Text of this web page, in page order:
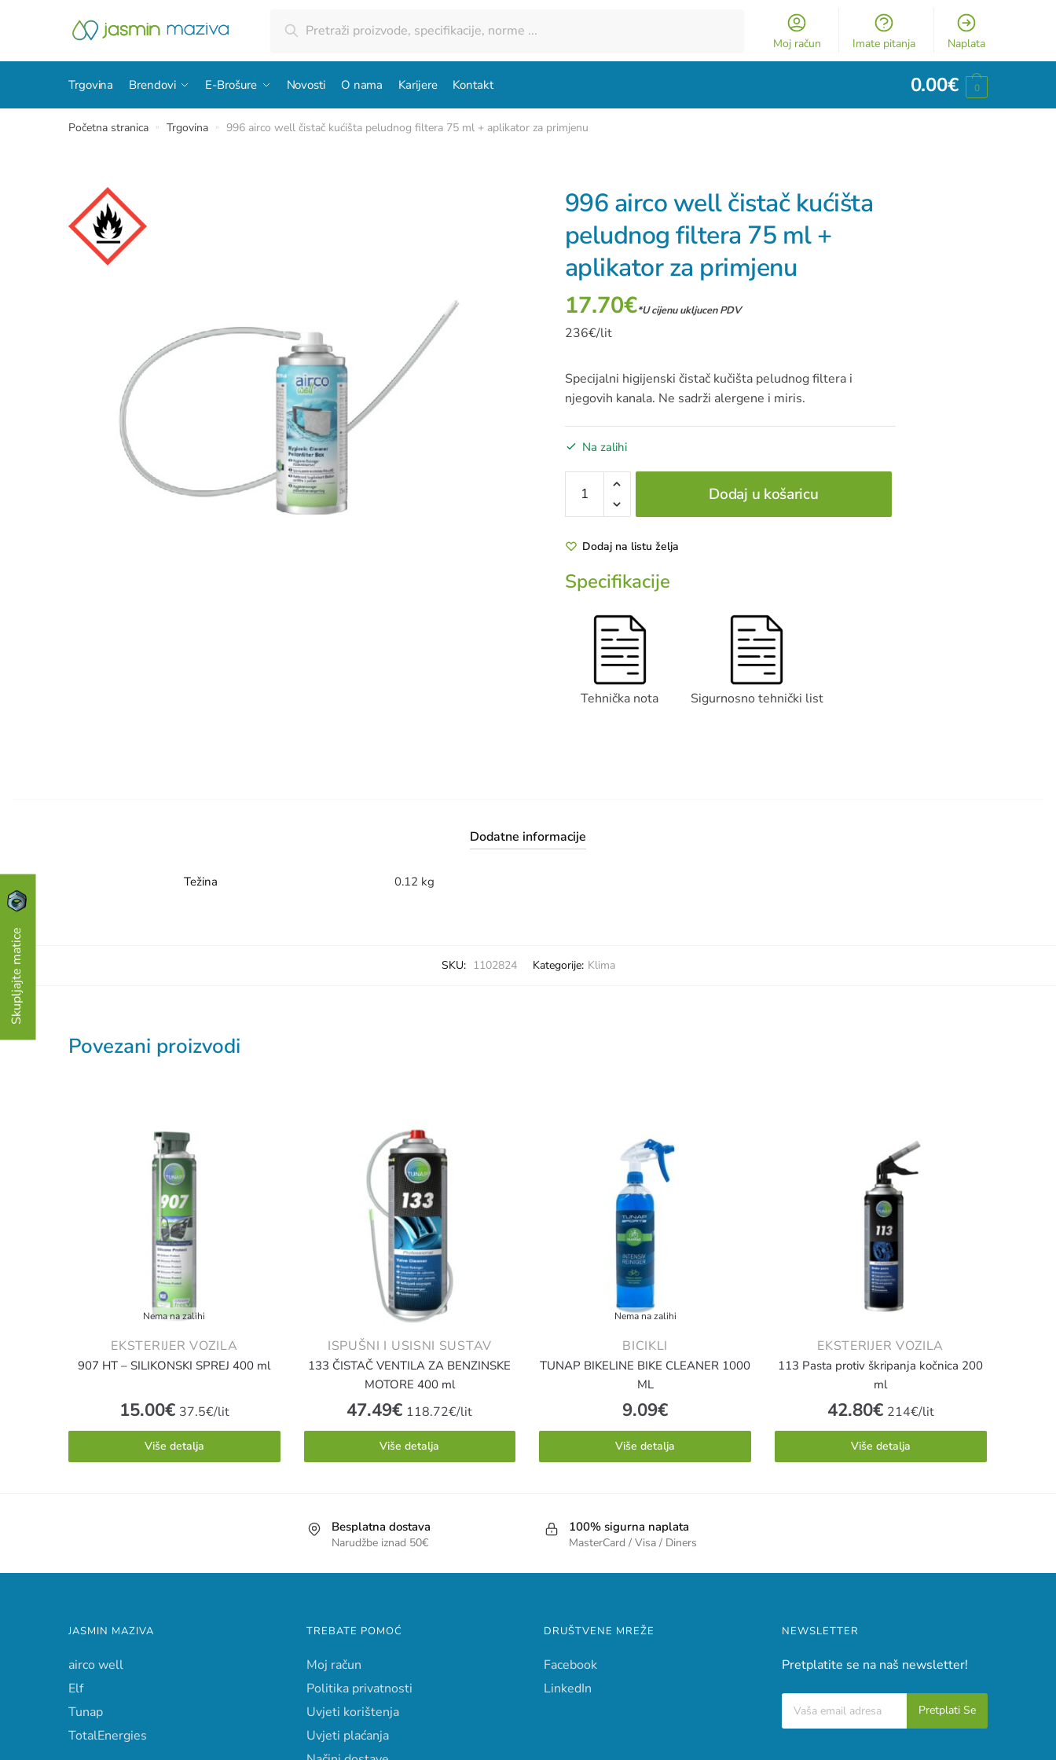
Pretraži
Moj račun Imate pitanja Naplata
Trgovina Brendovi E-Brošure Novosti O nama Karijere Kontakt 0.00€ 0
Početna stranica » Trgovina » 996 airco well čistač kućišta peludnog filtera 75 ml + aplikator za primjenu
996 airco well čistač kućišta
peludnog filtera 75 ml +
aplikator za primjenu
17.70€*U cijenu ukljucen PDV
236€/lit
Specijalni higijenski čistač kučišta peludnog filtera i
njegovih kanala. Ne sadrži alergene i miris.
Na zalihi
airco
well
čistač
peludnog
Dodaj u košaricu
Dodaj na listu želja
Specifikacije
Tehnička nota Sigurnosno tehnički list
Dodatne informacije
Težina 0.12 kg
SKU: 1102824 Kategorije: Klima
Povezani proizvodi
Nema na zalihi
EKSTERIJER VOZILA
907 HT – SILIKONSKI SPREJ 400 ml
15.00€ 37.5€/lit
Više detalja
ISPUŠNI I USISNI SUSTAV
133 ČISTAČ VENTILA ZA BENZINSKE
MOTORE 400 ml
47.49€ 118.72€/lit
Više detalja
Nema na zalihi
BICIKLI
TUNAP BIKELINE BIKE CLEANER 1000
ML
9.09€
Više detalja
EKSTERIJER VOZILA
113 Pasta protiv škripanja kočnica 200
ml
42.80€ 214€/lit
Više detalja
Besplatna dostava
Narudžbe iznad 50€
100% sigurna naplata
MasterCard / Visa / Diners
JASMIN MAZIVA
airco well
Elf
Tunap
TotalEnergies
TREBATE POMOĆ
Moj račun
Politika privatnosti
Uvjeti korištenja
Uvjeti plaćanja
DRUŠTVENE MREŽE
Facebook
LinkedIn
NEWSLETTER
Pretplatite se na naš newsletter!
Skupljajte matice